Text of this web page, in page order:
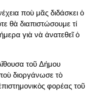
ποὺ μᾶς διδάσκει ὁ
θὰ διαπιστώσουμε τί
γιὰ νὰ ἀνατεθεῖ ὁ
τοῦ Δήμου
διοργάνωσε τὸ
φορέας τοῦ